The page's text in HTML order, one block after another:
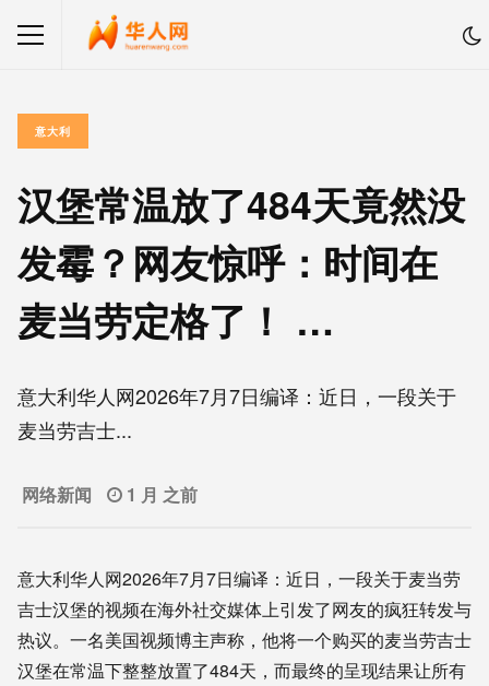
意大利
汉堡常温放了484天竟然没
发霉？网友惊呼：时间在
麦当劳定格了！ …
意大利华人网2026年7月7日编译：近日，一段关于
麦当劳吉士...
网络新闻 1 月 之前
意大利华人网2026年7月7日编译：近日，一段关于麦当劳
吉士汉堡的视频在海外社交媒体上引发了网友的疯狂转发与
热议。一名美国视频博主声称，他将一个购买的麦当劳吉士
汉堡在常温下整整放置了484天，而最终的呈现结果让所有